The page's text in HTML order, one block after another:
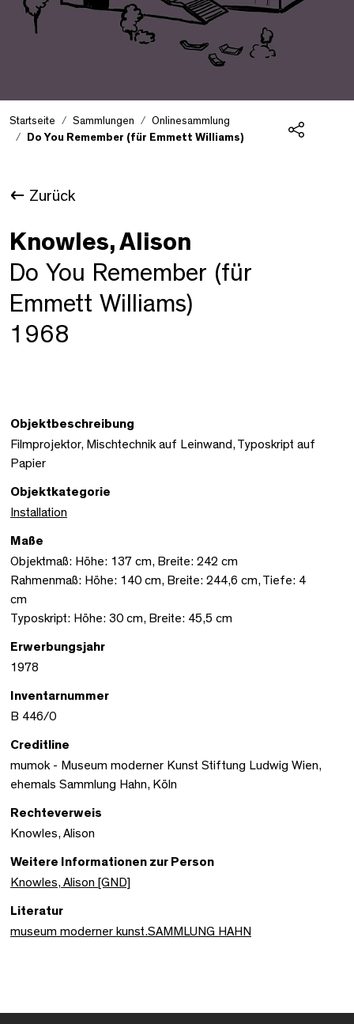
Startseite Sammlungen
Onlinesammlung
Do You Remember (für Emmett Williams)
Zurück
Knowles, Alison
Do You Remember (für
Emmett Williams)
1968
Objektbeschreibung
Filmprojektor, Mischtechnik auf Leinwand, Typoskript auf
Papier
Objektkategorie
Installation
Maße
Objektmaß: Höhe: 137 cm, Breite: 242 cm
Rahmenmaß: Höhe: 140 cm, Breite: 244,6 cm, Tiefe: 4
cm
Typoskript: Höhe: 30 cm, Breite: 45,5 cm
Erwerbungsjahr
1978
Inventarnummer
B 446/0
Creditline
mumok - Museum moderner Kunst Stiftung Ludwig Wien,
ehemals Sammlung Hahn, Köln
Rechteverweis
Knowles, Alison
Weitere Informationen zur Person
Knowles, Alison [GND]
Literatur
museum moderner kunst.SAMMLUNG HAHN